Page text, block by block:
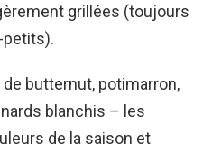
grillées (toujours
petits).
butternut, potimarron,
blanchis – les
de la saison et